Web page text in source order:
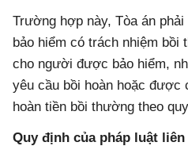
Trường hợp này, Tòa án
bảo hiểm có trách nhiệm bồi
cho người được bảo hiểm,
yêu cầu bồi hoàn hoặc được
hoàn tiền bồi thường theo
Quy định của pháp luật liên